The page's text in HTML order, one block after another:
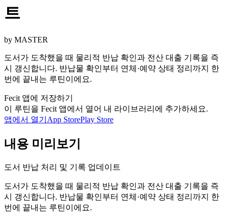
트
by MASTER
도서가 도착했을 때 물리적 반납 확인과 전산 대출 기록을 즉
시 갱신합니다. 반납물 확인부터 연체·예약 상태 정리까지 한
번에 끝내는 루틴이에요.
Fecit 앱에 저장하기
이 루틴을 Fecit 앱에서 열어 내 라이브러리에 추가하세요.
앱에서 열기 App StorePlay Store
내용 미리보기
도서 반납 처리 및 기록 업데이트
도서가 도착했을 때 물리적 반납 확인과 전산 대출 기록을 즉
시 갱신합니다. 반납물 확인부터 연체·예약 상태 정리까지 한
번에 끝내는 루틴이에요.